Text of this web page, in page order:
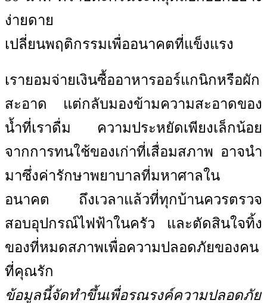
ง่ายดาย
เปลี่ยนพฤติกรรมเพื่ออนาคตที่แข็งแรง
เรายอมจ่ายเงินซื้ออาหารออร์แกนิกหรือผัก
สะอาด แต่กลับมองข้ามความสะอาดของ
น้ำที่เราดื่ม ความประหยัดเพียงเล็กน้อย
จากการทนใช้ของเก่าที่เสื่อมสภาพ อาจนำ
มาซึ่งค่ารักษาพยาบาลที่มหาศาลใน
อนาคต ถึงเวลาแล้วที่ทุกบ้านควรตรวจ
สอบอุปกรณ์ไฟฟ้าในครัว และตัดสินใจทิ้ง
ของที่หมดสภาพเพื่อความปลอดภัยของคน
ที่คุณรัก
ข้อมูลนี้จัดทำขึ้นเพื่อรณรงค์ความปลอดภัย